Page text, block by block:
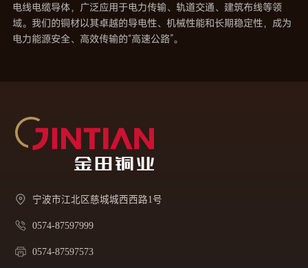
电线电缆导体，广泛应用于电力传输、轨道交通、建筑布线等领
域。我们的铜材以其卓越的导电性、机械性能和长期稳定性，成为
电力能源安全、高效传输的“高速公路”。
宁波市江北区慈城城西西路1号
0574-87597999
0574-87597573